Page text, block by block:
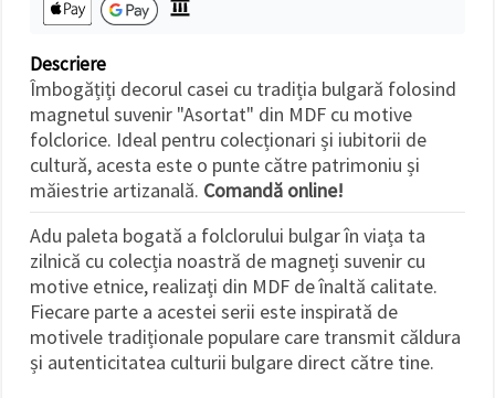
Descriere
Îmbogățiți decorul casei cu tradiția bulgară folosind
magnetul suvenir "Asortat" din MDF cu motive
folclorice. Ideal pentru colecționari și iubitorii de
cultură, acesta este o punte către patrimoniu și
măiestrie artizanală. Comandă online!
Adu paleta bogată a folclorului bulgar în viața ta
zilnică cu colecția noastră de magneți suvenir cu
motive etnice, realizați din MDF de înaltă calitate.
Fiecare parte a acestei serii este inspirată de
motivele tradiționale populare care transmit căldura
și autenticitatea culturii bulgare direct către tine.